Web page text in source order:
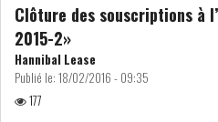
MAGHREB
Clôture des souscriptions à
2015-2»
Hannibal Lease
Publié le: 18/02/2016 - 09:35
177